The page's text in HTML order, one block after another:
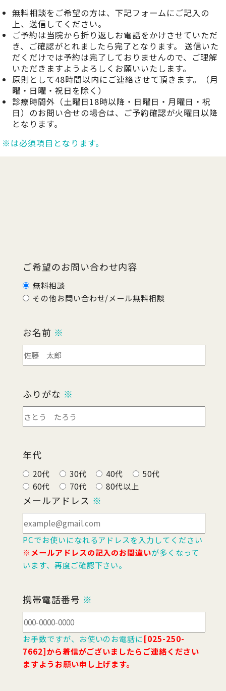
無料相談をご希望の方は、下記フォームにご記入の
上、送信してください。
ご予約は当院から折り返しお電話をかけさせていただ
き、ご確認がとれましたら完了となります。 送信いた
だくだけでは予約は完了しておりませんので、ご理解
いただきますようよろしくお願いいたします。
原則として48時間以内にご連絡させて頂きます。（月
曜・日曜・祝日を除く）
診療時間外（土曜日18時以降・日曜日・月曜日・祝
日）のお問い合せの場合は、ご予約確認が火曜日以降
となります。
※は必須項目となります。
ご希望のお問い合わせ内容
無料相談
その他お問い合わせ/メール無料相談
お名前 ※
ふりがな ※
年代
20代 30代 40代
50代
60代
70代 80代以上
メールアドレス ※
PCでお使いになれるアドレスを入力してください
※メールアドレスの記入のお間違いが多くなって
います、再度ご確認下さい。
携帯電話番号 ※
お手数ですが、お使いのお電話に[025-250-
7662]から着信がございましたらご連絡ください
ますようお願い申し上げます。